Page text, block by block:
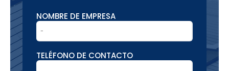
NOMBRE DE EMPRESA
TELÉFONO DE CONTACTO